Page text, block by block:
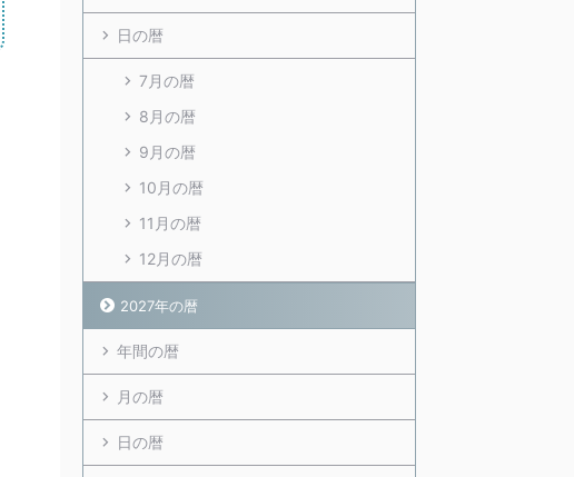
日の暦
7月の暦
8月の暦
9月の暦
10月の暦
11月の暦
12月の暦
2027年の暦
年間の暦
月の暦
日の暦